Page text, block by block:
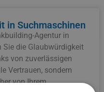
in Suchmaschinen
Agentur in
Sie die Glaubwürdigkeit
von zuverlässigen
Vertrauen, sondern
von Ihrem